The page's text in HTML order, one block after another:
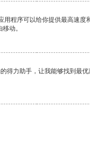
用程序可以给你提供最高速度
动。
得力助手，让我能够找到最